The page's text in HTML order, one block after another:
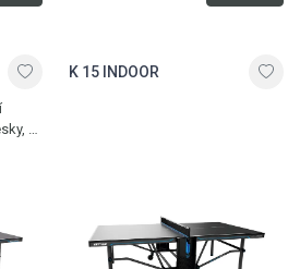
4
K 15 INDOOR